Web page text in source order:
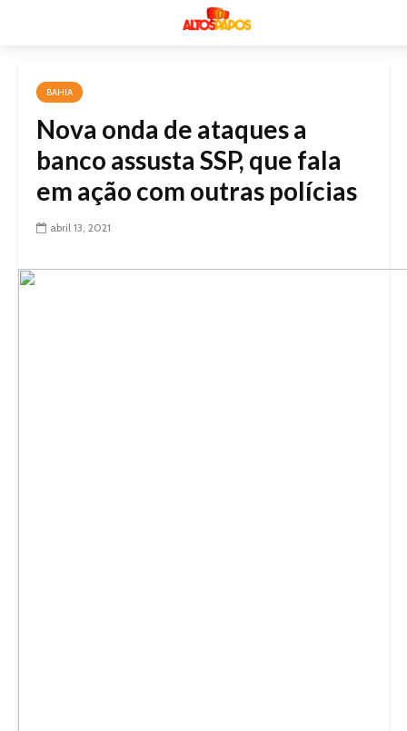
BAHIA
Nova onda de ataques a
banco assusta SSP, que fala
em ação com outras polícias
abril 13, 2021